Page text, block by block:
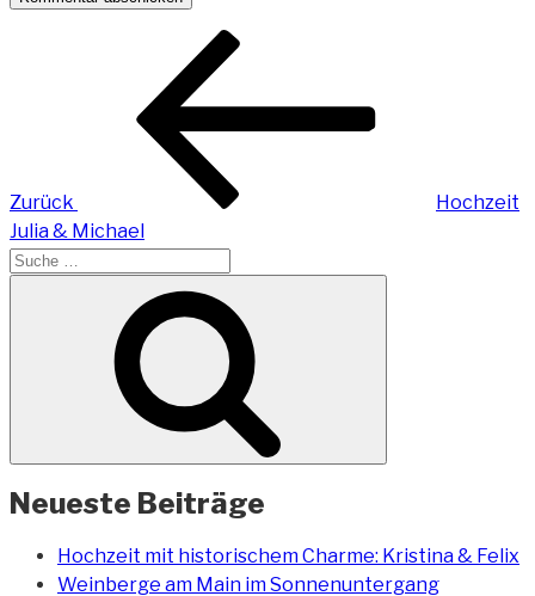
Beitragsnavigation
Zurück
Hochzeit
Julia & Michael
Suche
Neueste Beiträge
Hochzeit mit historischem Charme: Kristina & Felix
Weinberge am Main im Sonnenuntergang